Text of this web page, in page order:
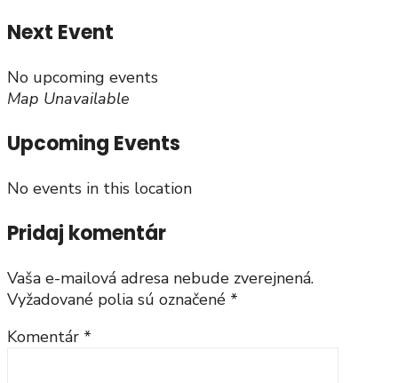
Next Event
No upcoming events
Map Unavailable
Upcoming Events
No events in this location
Pridaj komentár
Vaša e-mailová adresa nebude zverejnená.
Vyžadované polia sú označené *
Komentár *